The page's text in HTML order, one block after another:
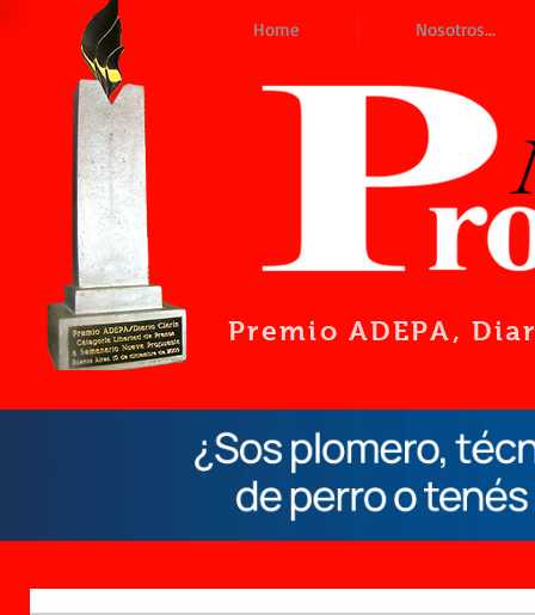
Home Nosotros...
Premio ADEPA,